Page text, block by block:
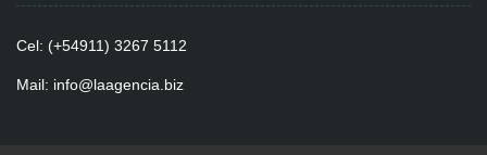
Cel: (+54911) 3267 5112
Mail: info@laagencia.biz